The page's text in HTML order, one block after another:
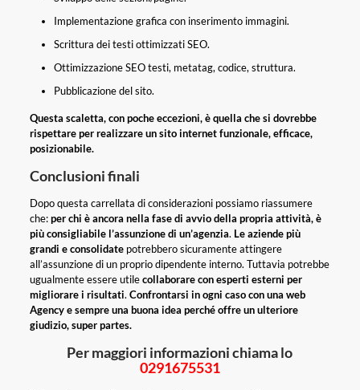
Implementazione grafica con inserimento immagini.
Scrittura dei testi ottimizzati SEO.
Ottimizzazione SEO testi, metatag, codice, struttura.
Pubblicazione del sito.
Questa scaletta, con poche eccezioni, è quella che si dovrebbe
rispettare per realizzare un sito internet funzionale, efficace,
posizionabile.
Conclusioni finali
Dopo questa carrellata di considerazioni possiamo riassumere
che:per chi è ancora nella fase di avvio della propria attività, è
più consigliabile l’assunzione di un’agenzia. Le aziende più
grandi e consolidatepotrebbero sicuramente attingere
all’assunzione di un proprio dipendente interno. Tuttavia potrebbe
ugualmente essere utilecollaborare con esperti esterni per
migliorare i risultati. Confrontarsi in ogni caso con una web
Agency e sempre una buona idea perché offre un ulteriore
giudizio, super partes.
Per maggiori informazioni chiama lo
0291675531